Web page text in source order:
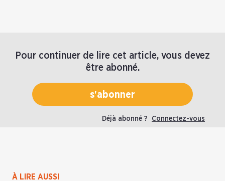
Pour continuer de lire cet article, vous devez
être abonné.
s'abonner
Déjà abonné ? Connectez-vous
À LIRE AUSSI